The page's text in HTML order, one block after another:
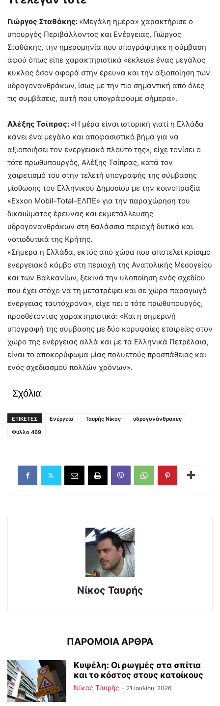
Γιώργος Σταθάκης: «Μεγάλη ημέρα» χαρακτήρισε ο
υπουργός Περιβάλλοντος και Ενέργειας, Γιώργος
Σταθάκης, την ημερομηνία που υπογράφτηκε η σύμβαση
αφού όπως είπε χαρακτηριστικά «έκλεισε ένας μεγάλος
κύκλος όσον αφορά στην έρευνα και την αξιοποίηση των
υδρογονανθράκων, ίσως με την πιο σημαντική από όλες
τις συμβάσεις, αυτή που υπογράφουμε σήμερα».
Αλέξης Τσίπρας: «Η μέρα είναι ιστορική γιατί η Ελλάδα
κάνει ένα μεγάλο και αποφασιστικό βήμα για να
αξιοποιήσει τον ενεργειακό πλούτο της», είχε τονίσει ο
τότε πρωθυπουργός, Αλέξης Τσίπρας, κατά τον
χαιρετισμό του στην τελετή υπογραφής της σύμβασης
μίσθωσης του Ελληνικού Δημοσίου με την κοινοπραξία
«Exxon Mobil-Total-ΕΛΠΕ» για την παραχώρηση του
δικαιώματος έρευνας και εκμετάλλευσης
υδρογονανθράκων στη θαλάσσια περιοχή δυτικά και
νοτιοδυτικά της Κρήτης.
«Σήμερα η Ελλάδα, εκτός από χώρα που αποτελεί κρίσιμο
ενεργειακό κόμβο στη περιοχή της Ανατολικής Μεσογείου
και των Βαλκανίων, ξεκινά την υλοποίηση ενός σχεδίου
που έχει στόχο να τη μετατρέψει και σε χώρα παραγωγό
ενέργειας ταυτόχρονα», είχε πει ο τότε πρωθυπουργός,
προσθέτοντας χαρακτηριστικά: «Και η σημερινή
υπογραφή της σύμβασης με δύο κορυφαίες εταιρείες στον
χώρο της ενέργειας αλλά και με τα Ελληνικά Πετρέλαια,
είναι το αποκορύφωμα μίας πολυετούς προσπάθειας και
ενός σχεδιασμού πολλών χρόνων».
Σχόλια
ΕΤΙΚΕΤΕΣ Ενέργεια Ταυρής Νίκος
υδρογονάνθρακες
Φύλλο 469
Νίκος Ταυρής
ΠΑΡΟΜΟΙΑ ΑΡΘΡΑ
Κυψέλη: Οι ρωγμές στα σπίτια
και το κόστος στους κατοίκους
Νίκος Ταυρής - 21 Ιουλίου, 2026